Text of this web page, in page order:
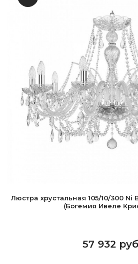
Люстра хрустальная 105/10/300
(Богемия Ивеле
57 932